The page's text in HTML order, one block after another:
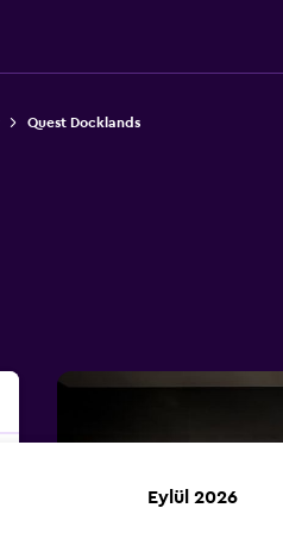
Quest Docklands
Eylül 2026